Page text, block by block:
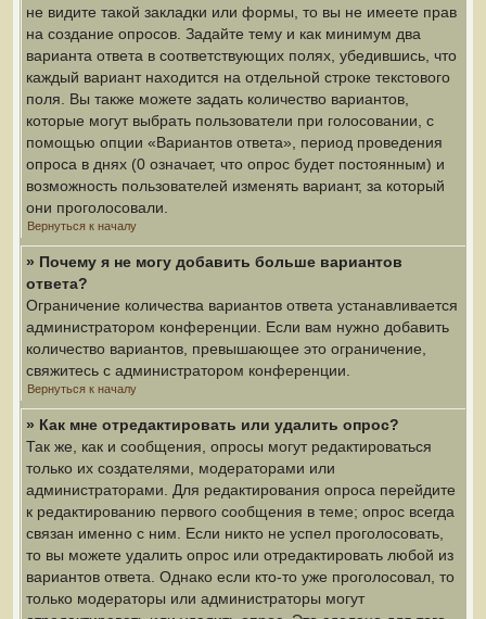
не видите такой закладки или формы, то вы не имеете прав
на создание опросов. Задайте тему и как минимум два
варианта ответа в соответствующих полях, убедившись, что
каждый вариант находится на отдельной строке текстового
поля. Вы также можете задать количество вариантов,
которые могут выбрать пользователи при голосовании, с
помощью опции «Вариантов ответа», период проведения
опроса в днях (0 означает, что опрос будет постоянным) и
возможность пользователей изменять вариант, за который
они проголосовали.
Вернуться к началу
» Почему я не могу добавить больше вариантов
ответа?
Ограничение количества вариантов ответа устанавливается
администратором конференции. Если вам нужно добавить
количество вариантов, превышающее это ограничение,
свяжитесь с администратором конференции.
Вернуться к началу
» Как мне отредактировать или удалить опрос?
Так же, как и сообщения, опросы могут редактироваться
только их создателями, модераторами или
администраторами. Для редактирования опроса перейдите
к редактированию первого сообщения в теме; опрос всегда
связан именно с ним. Если никто не успел проголосовать,
то вы можете удалить опрос или отредактировать любой из
вариантов ответа. Однако если кто-то уже проголосовал, то
только модераторы или администраторы могут